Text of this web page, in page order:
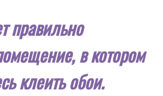
правильно
в котором
клеить обои.